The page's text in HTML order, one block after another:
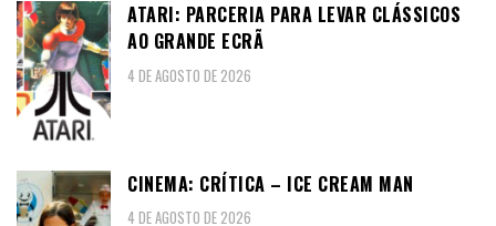
ATARI: PARCERIA PARA LEVAR CLÁSSICOS
AO GRANDE ECRÃ
4 DE AGOSTO DE 2026
CINEMA: CRÍTICA – ICE CREAM MAN
4 DE AGOSTO DE 2026